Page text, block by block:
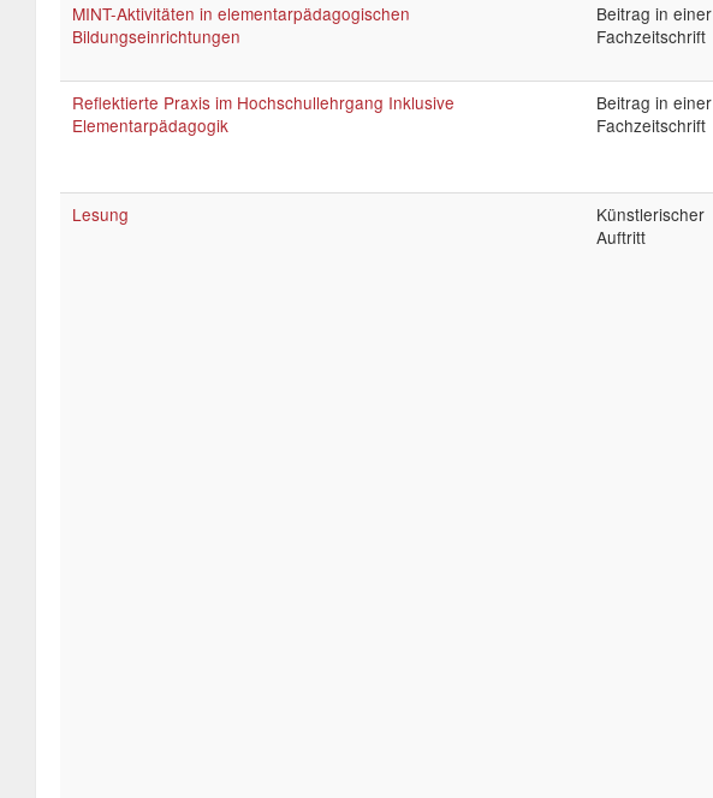
MINT-Aktivitäten in elementarpädagogischen
Bildungseinrichtungen
Beitrag in einer
Fachzeitschrift
Reflektierte Praxis im Hochschullehrgang Inklusive
Elementarpädagogik
Beitrag in einer
Fachzeitschrift
Lesung
Künstlerischer
Auftritt